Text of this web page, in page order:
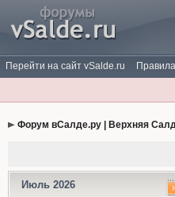
Перейти на сайт vSalde.ru
Форум вСалде.ру | Верхняя
Июль 2026